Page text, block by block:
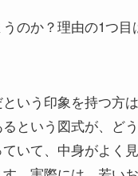
のか？理由の1つ目
いう印象を持つ方
という図式が、ど
いて、中身がよく